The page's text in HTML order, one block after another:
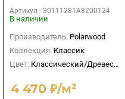
Артикул - 30111281A8200124
В наличии
Производитель: Polarwood
Коллекция: Классик
Цвет: Классический/Древесный
4 470 ₽/м²